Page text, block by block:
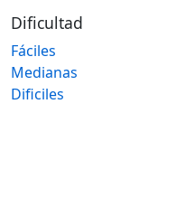
Dificultad
Fáciles
Medianas
Dificiles